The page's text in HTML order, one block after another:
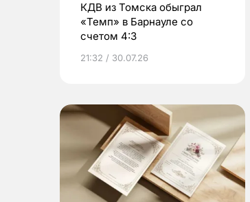
КДВ из Томска обыграл
«Темп» в Барнауле со
счетом 4:3
21:32 / 30.07.26